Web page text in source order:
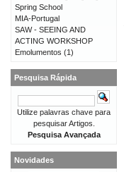
Spring School
MIA-Portugal
SAW - SEEING AND
ACTING WORKSHOP
Emolumentos (1)
Pesquisa Rápida
Utilize palavras chave para
pesquisar Artigos.
Pesquisa Avançada
Novidades